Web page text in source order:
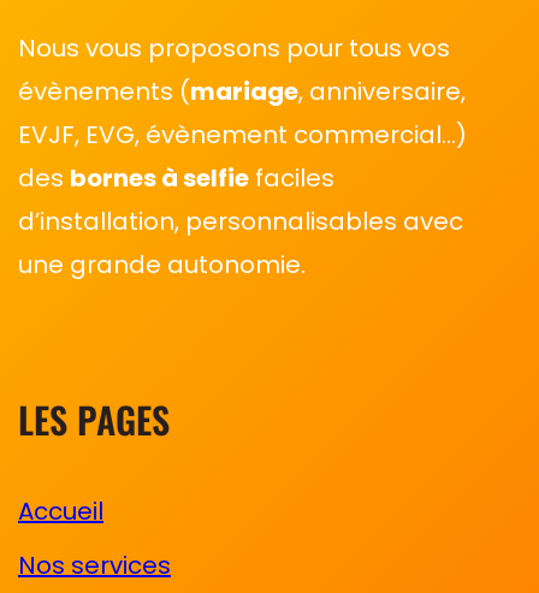
Nous vous proposons pour tous vos
évènements (mariage, anniversaire,
EVJF, EVG, évènement commercial…)
des bornes à selfie faciles
d’installation, personnalisables avec
une grande autonomie.
LES PAGES
Accueil
Nos services